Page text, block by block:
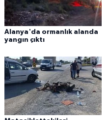
Alanya'da ormanlık alanda
yangın çıktı